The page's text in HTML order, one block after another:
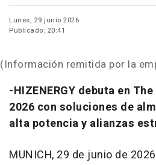
Lunes, 29 junio 2026
Publicado: 20:41
(Información remitida por la
-HIZENERGY debuta en
2026 con soluciones de
alta potencia y alianzas
MUNICH, 29 de junio de 2026